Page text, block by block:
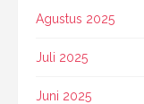
Agustus 2025
Juli 2025
Juni 2025